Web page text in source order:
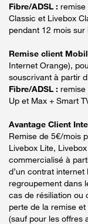
Fibre/ADSL : remise
Classic et Livebox
pendant 12 mois sur
Remise client
Internet Orange),
souscrivant à partir
Fibre/ADSL : remise
Up et Max + Smart
Avantage Client
Remise de 5€/mois
Livebox Lite,
commercialisé à
d’un contrat
regroupement dans
cas de résiliation ou
perte de la remise
(sauf pour les offres